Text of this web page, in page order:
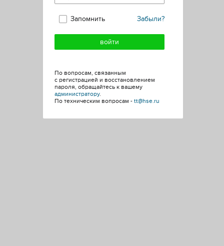
Забыли?
Запомнить
По вопросам, связанным
с регистрацией и восстановлением
пароля, обращайтесь к вашему
администратору.
По техническим вопросам - tt@hse.ru